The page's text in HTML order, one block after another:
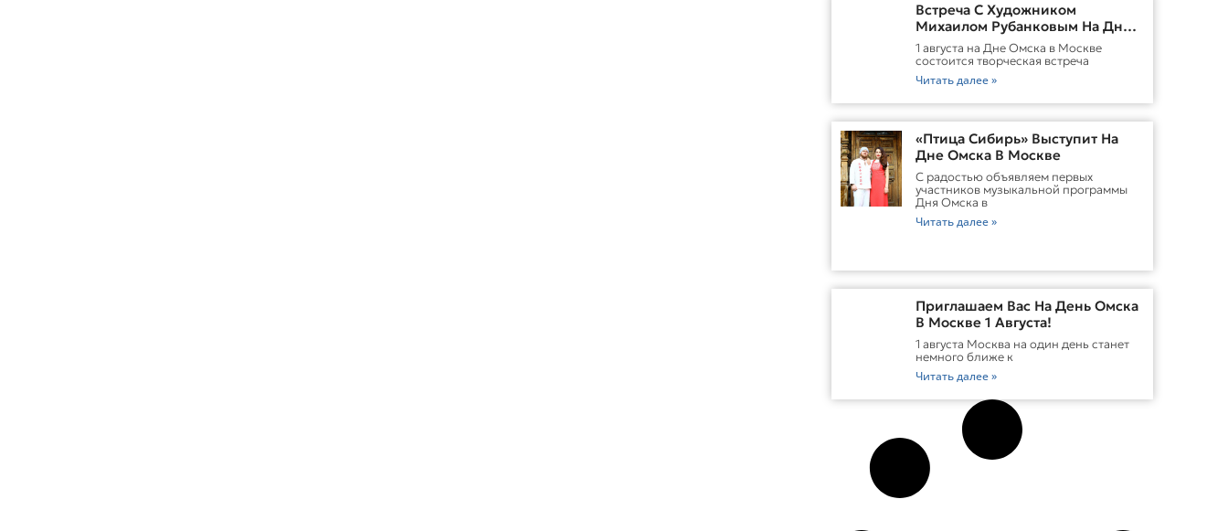
Встреча С Художником
Михаилом Рубанковым На Дне
Омска В Москве
1 августа на Дне Омска в Москве
состоится творческая встреча
Читать далее »
«Птица Сибирь» Выступит На
Дне Омска В Москве
С радостью объявляем первых
участников музыкальной программы
Дня Омска в
Читать далее »
Приглашаем Вас На День Омска
В Москве 1 Августа!
1 августа Москва на один день станет
немного ближе к
Читать далее »